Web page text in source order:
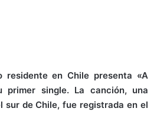
residente en Chile presenta «A
primer single. La canción, una
sur de Chile, fue registrada en el